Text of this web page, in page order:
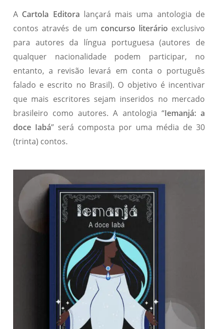
A Cartola Editora lançará mais uma antologia de
contos através de umconcurso literário exclusivo
para autores da língua portuguesa (autores de
qualquer nacionalidade podem participar, no
entanto, a revisão levará em conta o português
falado e escrito no Brasil). O objetivo é incentivar
que mais escritores sejam inseridos no mercado
brasileiro como autores. A antologia “Iemanjá: a
doce Iabá” será composta por uma média de 30
(trinta) contos.